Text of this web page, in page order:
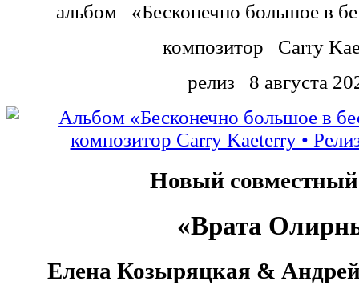
альбом
«Бесконечно большое в
композитор
Carry
релиз
8 августа
Новый совместный
«Врата
Елена Козыряцкая &